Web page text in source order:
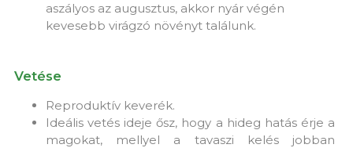
aszályos az augusztus, akkor nyár végén
kevesebb virágzó növényt találunk.
Vetése
Reproduktív keverék.
Ideális vetés ideje ősz, hogy a hideg hatás érje a
magokat, mellyel a tavaszi kelés jobban